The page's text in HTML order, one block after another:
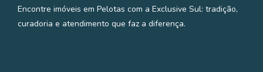
Encontre imóveis em Pelotas com a Exclusive Sul: tradição,
curadoria e atendimento que faz a diferença.